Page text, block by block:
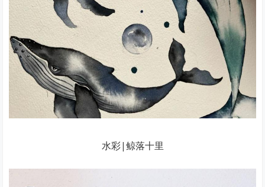
水彩|鲸落十里